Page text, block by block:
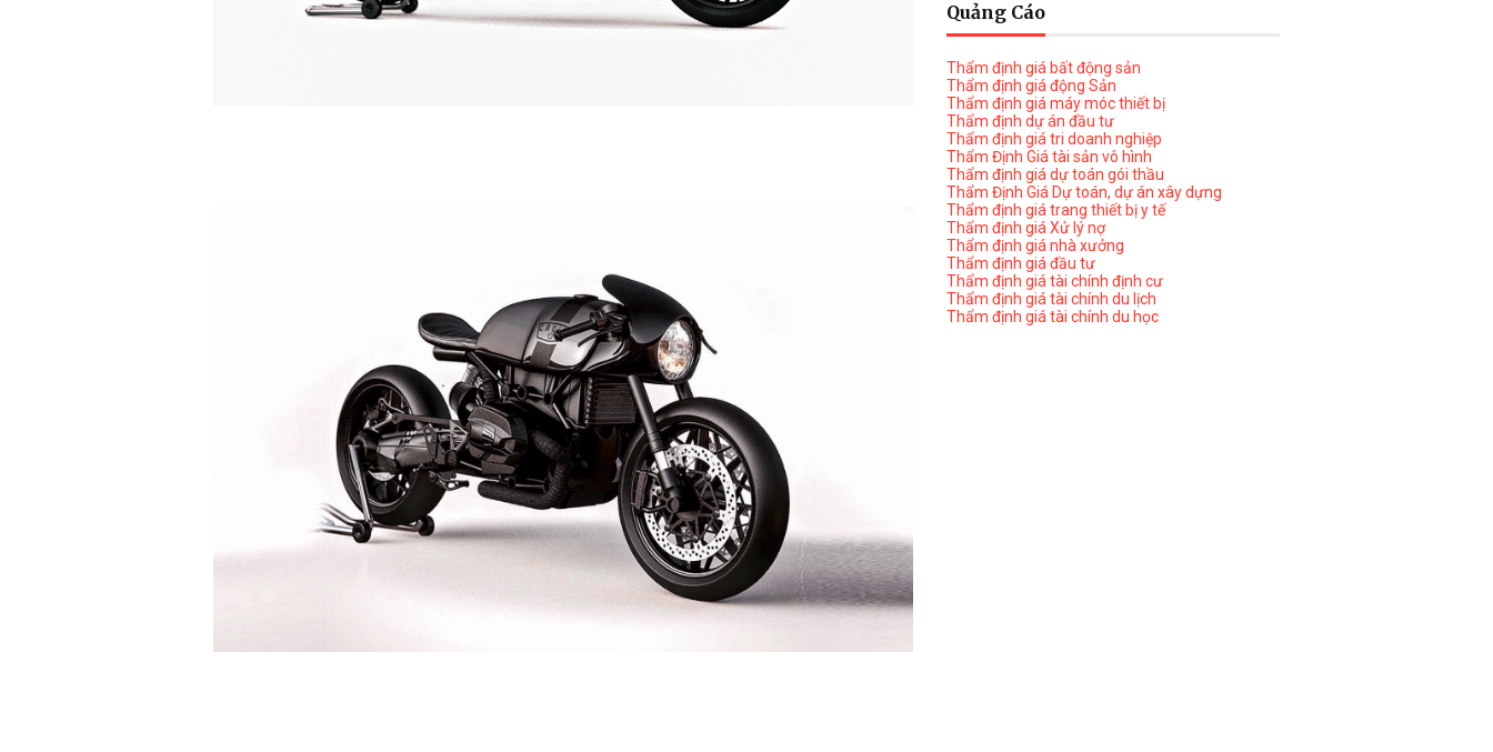
Quảng Cáo
Thẩm định giá bất động sản
Thẩm định giá động Sản
Thẩm định giá máy móc thiết bị
Thẩm định dự án đầu tư
Thẩm định giá tri doanh nghiệp
Thẩm Định Giá tài sản vô hình
Thẩm định giá dự toán gói thầu
Thẩm Định Giá Dự toán, dự án xây dựng
Thẩm định giá trang thiết bị y tế
Thẩm định giá Xử lý nợ
Thẩm định giá nhà xưởng
Thẩm định giá đầu tư
Thẩm định giá tài chính định cư
Thẩm định giá tài chính du lịch
Thẩm định giá tài chính du học